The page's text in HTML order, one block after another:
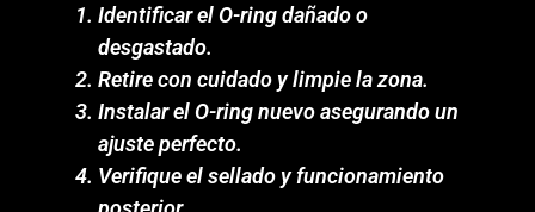
Identificar el O-ring dañado o
desgastado.
Retire con cuidado y limpie la zona.
Instalar el O-ring nuevo asegurando un
ajuste perfecto.
Verifique el sellado y funcionamiento